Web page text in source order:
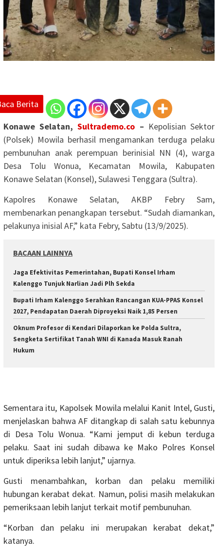
Berita
Konawe Selatan,Sultrademo.co – Kepolisian Sektor
(Polsek) Mowila berhasil mengamankan terduga pelaku
pembunuhan anak perempuan berinisial NN (4), warga
Desa Tolu Wonua, Kecamatan Mowila, Kabupaten
Konawe Selatan (Konsel), Sulawesi Tenggara (Sultra).
Kapolres Konawe Selatan, AKBP Febry Sam,
membenarkan penangkapan tersebut. “Sudah diamankan,
pelakunya inisial AF,” kata Febry, Sabtu (13/9/2025).
BACAAN LAINNYA
Jaga Efektivitas Pemerintahan, Bupati Konsel Irham
Kalenggo Tunjuk Narlian Jadi Plh Sekda
Bupati Irham Kalenggo Serahkan Rancangan KUA-PPAS Konsel
2027, Pendapatan Daerah Diproyeksi Naik 1,85 Persen
Oknum Profesor di Kendari Dilaporkan ke Polda Sultra,
Sengketa Sertifikat Tanah WNI di Kanada Masuk Ranah
Hukum
Sementara itu, Kapolsek Mowila melalui Kanit Intel, Gusti,
menjelaskan bahwa AF ditangkap di salah satu kebunnya
di Desa Tolu Wonua. “Kami jemput di kebun terduga
pelaku. Saat ini sudah dibawa ke Mako Polres Konsel
untuk diperiksa lebih lanjut,” ujarnya.
Gusti menambahkan, korban dan pelaku memiliki
hubungan kerabat dekat. Namun, polisi masih melakukan
pemeriksaan lebih lanjut terkait motif pembunuhan.
“Korban dan pelaku ini merupakan kerabat dekat,”
katanya.